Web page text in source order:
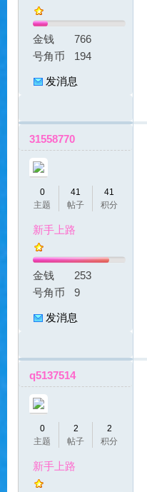
金钱
766
号角币
194
发消息
31558770
0
主题
41
帖子
41
积分
新手上路
金钱
253
号角币
9
发消息
q5137514
0
主题
2
帖子
2
积分
新手上路